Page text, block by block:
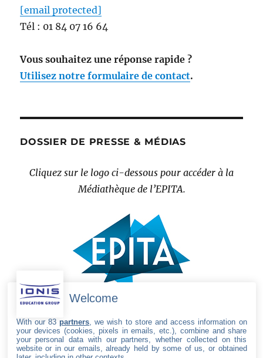
[email protected]
Tél : 01 84 07 16 64
Vous souhaitez une réponse rapide ?
Utilisez notre formulaire de contact.
DOSSIER DE PRESSE & MÉDIAS
Cliquez sur le logo ci-dessous pour accéder à la
Médiathèque de l’EPITA.
Welcome
With our 83 partners , we wish to store and access information on
your devices (cookies, pixels in emails, etc.), combine and share
your personal data with our partners, whether collected on this
website or in our emails, already held by some of us, or obtained